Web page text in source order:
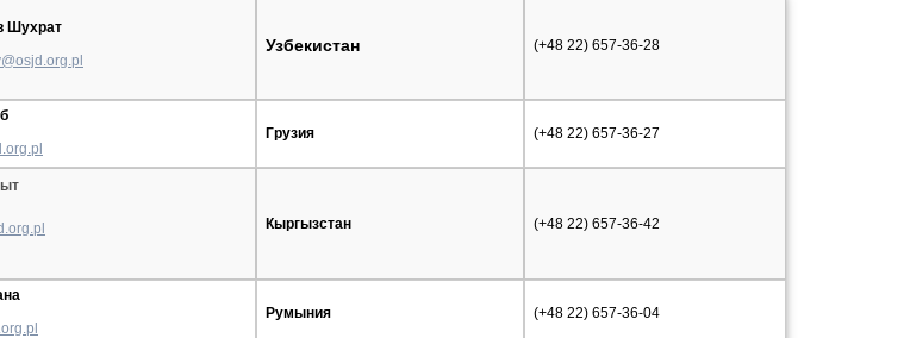
Шухрат
Узбекистан (+48 22) 657-36-28
Грузия (+48 22) 657-36-27
Кыргызстан (+48 22) 657-36-42
Румыния (+48 22) 657-36-04